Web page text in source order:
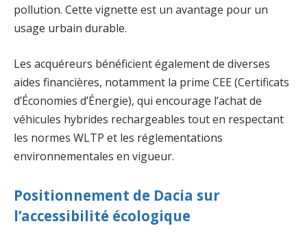
pollution. Cette vignette est un avantage pour un
usage urbain durable.
Les acquéreurs bénéficient également de diverses
aides financières, notamment la prime CEE (Certificats
d’Économies d’Énergie), qui encourage l’achat de
véhicules hybrides rechargeables tout en respectant
les normes WLTP et les réglementations
environnementales en vigueur.
Positionnement de Dacia sur
l’accessibilité écologique